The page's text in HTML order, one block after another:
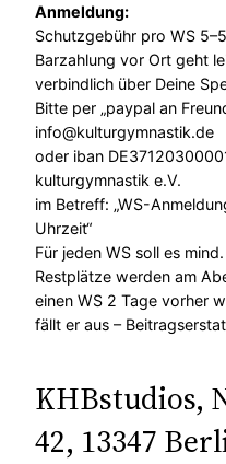
Anmeldung:
Schutzgebühr pro WS
Barzahlung vor Ort geht
verbindlich über Deine
Bitte per „paypal an
info@kulturgymnastik.de
oder iban
kulturgymnastik e.V.
im Betreff: „WS-
Uhrzeit“
Für jeden WS soll es
Restplätze werden am
einen WS 2 Tage vorher
fällt er aus –
KHBstudios,
42, 13347